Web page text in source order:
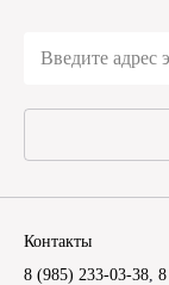
Контакты
8 (985) 233-03-38,